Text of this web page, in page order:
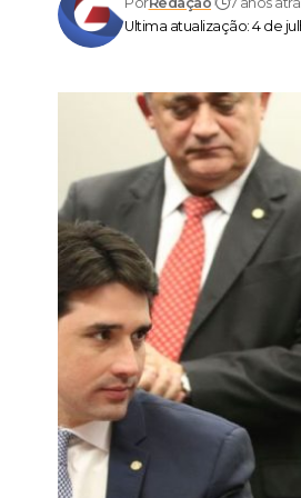
Ultima atualização: 4 de